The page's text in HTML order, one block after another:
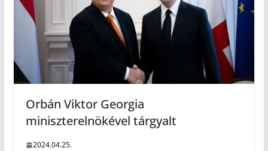
Orbán Viktor Georgia
miniszterelnökével tárgyalt
2024.04.25.